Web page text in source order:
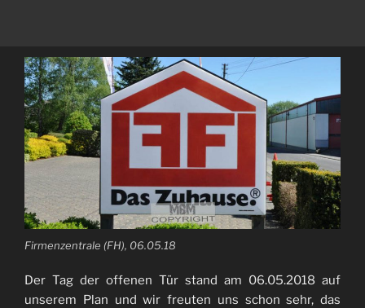
Firmenzentrale (FH), 06.05.18
Der Tag der offenen Tür stand am 06.05.2018 auf
unserem Plan und wir freuten uns schon sehr, das